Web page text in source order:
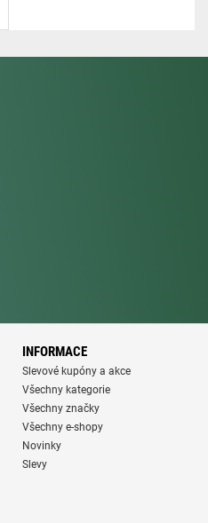
INFORMACE
Slevové kupóny a akce
Všechny kategorie
Všechny značky
Všechny e-shopy
Novinky
Slevy